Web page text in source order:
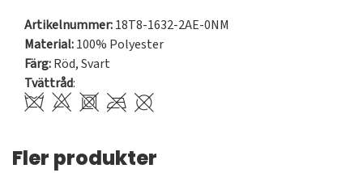
Artikelnummer:18T8-1632-2AE-0NM
Material:100% Polyester
Färg:Röd,Svart
Tvättråd:
Fler produkter